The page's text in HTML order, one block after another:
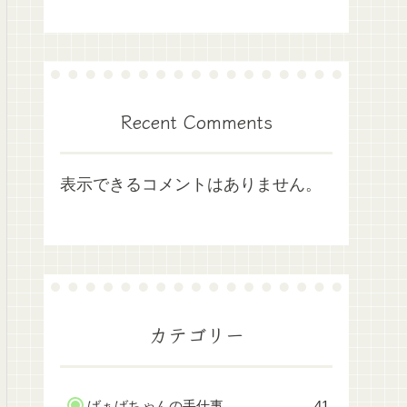
Recent Comments
表示できるコメントはありません。
カテゴリー